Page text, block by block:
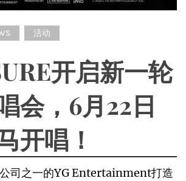
活动
开启新一轮
会，6月22日
开唱！
司之一的YG Entertainment打造